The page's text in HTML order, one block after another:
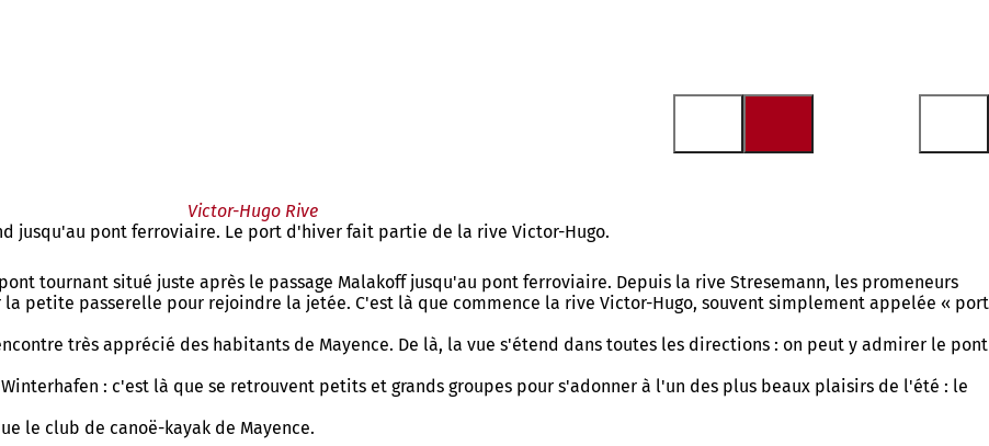
Victor-Hugo Rive
jusqu'au pont ferroviaire. Le port d'hiver fait partie de la rive Victor-Hugo.
tournant situé juste après le passage Malakoff jusqu'au pont ferroviaire. Depuis la rive Stresemann, les promeneurs
petite passerelle pour rejoindre la jetée. C'est là que commence la rive Victor-Hugo, souvent simplement appelée « port
très apprécié des habitants de Mayence. De là, la vue s'étend dans toutes les directions : on peut y admirer le pont
: c'est là que se retrouvent petits et grands groupes pour s'adonner à l'un des plus beaux plaisirs de l'été : le
le club de canoë-kayak de Mayence.